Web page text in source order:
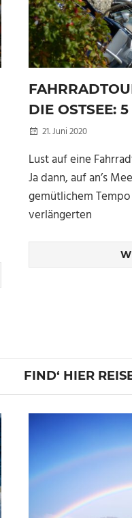
DIE OSTSEE:
21. Juni 2020
Lust auf eine
Ja dann, auf an’s
gemütlichem
verlängerten
FIND‘ HIER